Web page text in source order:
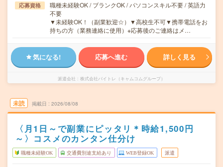
応募資格
職種未経験OK / ブランクOK / パソコンスキル不要 / 英語力
不要
▼未経験OK！（副業歓迎☆）▼高校生不可▼携帯電話をお
持ちの方（業務連絡に使用）※応募後のご連絡はメ…
気になる! 応募へ進む 詳しく見る
派遣会社 株式会社バイトレ（キャムコムグループ）
未読 掲載日 2026/08/08
〈月1日～で副業にピッタリ＊時給1,500円
～〉コスメのカンタン仕分け
職種未経験OK 交通費別途支給あり WEB登録OK 派遣